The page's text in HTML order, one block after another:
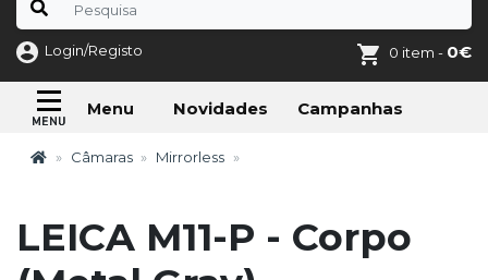
Login/Registo 0 item - 0€
Menu Novidades Campanhas
Câmaras Mirrorless
LEICA M11-P - Corpo